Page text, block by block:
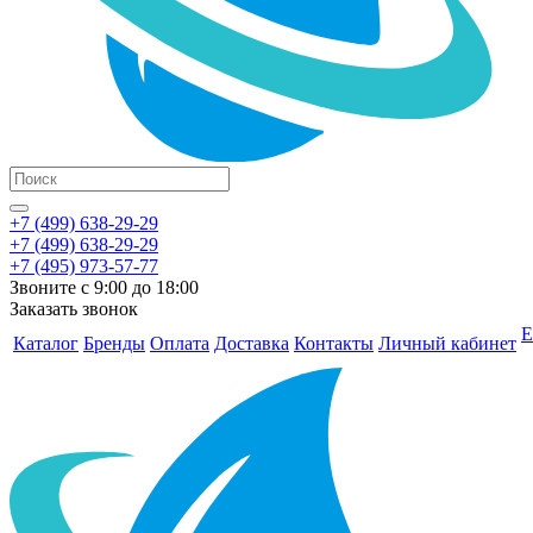
+7 (499) 638-29-29
+7 (499) 638-29-29
+7 (495) 973-57-77
Звоните с 9:00 до 18:00
Заказать звонок
Каталог Бренды Оплата Доставка Контакты Личный кабинет